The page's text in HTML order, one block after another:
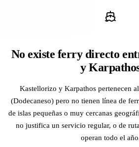
No existe ferry directo
y
Kastellorizo y Karpathos pertenecen
(Dodecaneso) pero no tienen línea de
de islas pequeñas o muy cercanas
no justifica un servicio regular, o de
operan todo el